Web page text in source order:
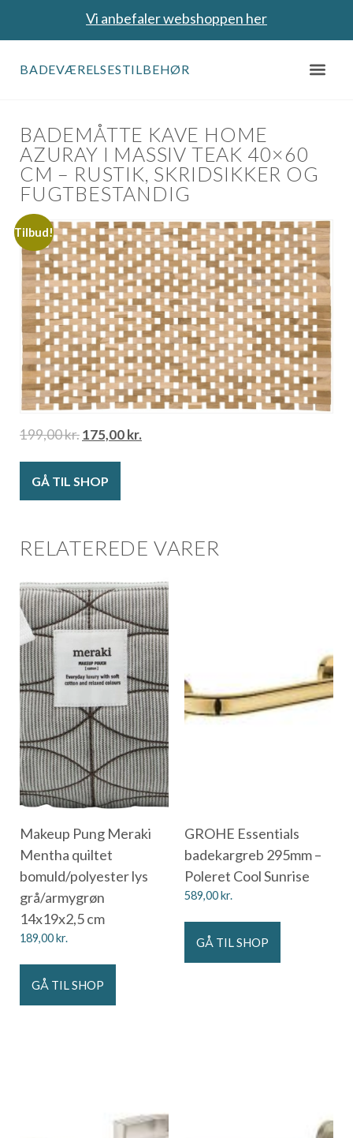
Vi anbefaler webshoppen her
BADEVÆRELSESTILBEHØR
BADEMÅTTE KAVE HOME
AZURAY I MASSIV TEAK 40×60
CM – RUSTIK, SKRIDSIKKER OG
FUGTBESTANDIG
Tilbud!
199,00kr.175,00kr.
GÅ TIL SHOP
RELATEREDE VARER
Makeup Pung Meraki
Mentha quiltet
bomuld/polyester lys
grå/armygrøn
14x19x2,5 cm
189,00kr.
GÅ TIL SHOP
GROHE Essentials
badekargreb 295mm –
Poleret Cool Sunrise
589,00kr.
GÅ TIL SHOP